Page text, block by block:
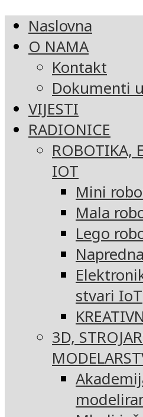
Naslovna
O NAMA
Kontakt
Dokumenti
VIJESTI
RADIONICE
ROBOTIKA,
IOT
Mini
Mala
Lego
stvari IoT
3D,